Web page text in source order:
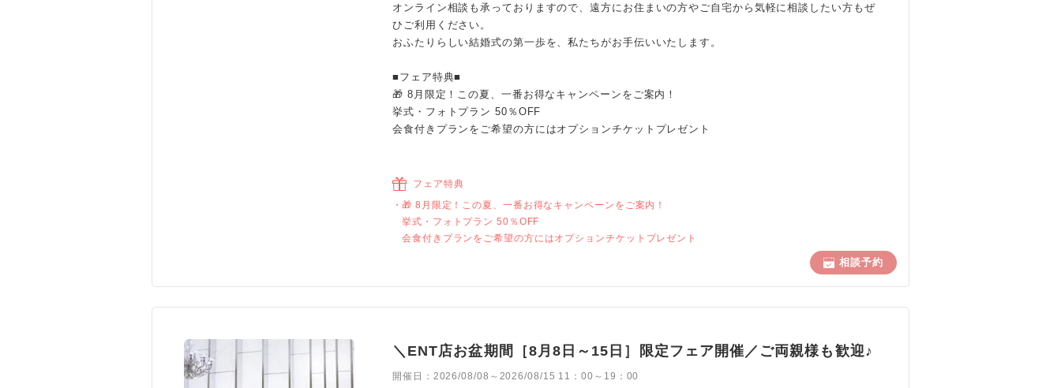
オンライン相談も承っておりますので、遠方にお住まいの方やご自宅から気軽に相談したい方もぜ
ひご利用ください。
おふたりらしい結婚式の第一歩を、私たちがお手伝いいたします。
■フェア特典■
🎁 8月限定！この夏、一番お得なキャンペーンをご案内！
挙式・フォトプラン 50％OFF
会食付きプランをご希望の方にはオプションチケットプレゼント
フェア特典
🎁 8月限定！この夏、一番お得なキャンペーンをご案内！
挙式・フォトプラン 50％OFF
会食付きプランをご希望の方にはオプションチケットプレゼント
相談予約
＼ENT店お盆期間［8月8日～15日］限定フェア開催／ご両親様も歓迎♪
開催日： 2026/08/08～2026/08/15 11：00～19：00